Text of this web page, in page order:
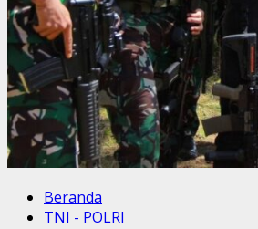
Beranda
TNI - POLRI